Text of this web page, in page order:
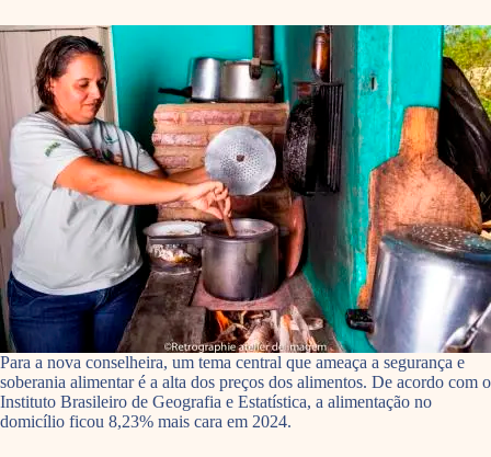
Para a nova conselheira, um tema central que ameaça a segurança e
soberania alimentar é a alta dos preços dos alimentos. De acordo com o
Instituto Brasileiro de Geografia e Estatística, a alimentação no
domicílio ficou 8,23% mais cara em 2024.